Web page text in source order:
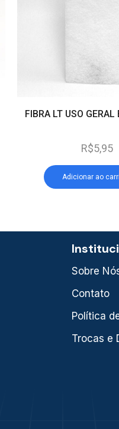
FIBRA LT USO
R$5,95
Adicionar ao
Sobre
Contato
Política
Trocas e